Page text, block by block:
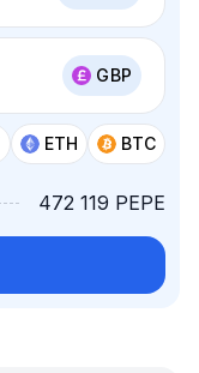
GBP
ETH BTC
472 119 PEPE